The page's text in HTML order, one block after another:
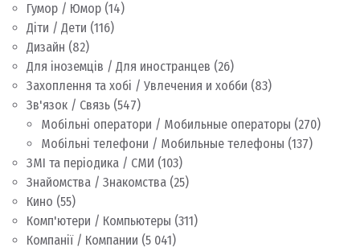
Гумор / Юмор (14)
Діти / Дети (116)
Дизайн (82)
Для іноземців / Для иностранцев (26)
Захоплення та хобі / Увлечения и хобби (83)
Зв'язок / Связь (547)
Мобільні оператори / Мобильные операторы (270)
Мобільні телефони / Мобильные телефоны (137)
ЗМІ та періодика / СМИ (103)
Знайомства / Знакомства (25)
Кино (55)
Комп'ютери / Компьютеры (311)
Компанії / Компании (5 041)